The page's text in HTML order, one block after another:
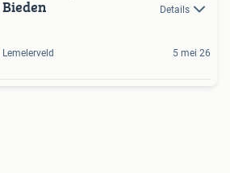
Bieden Details
Lemelerveld 5 mei 26